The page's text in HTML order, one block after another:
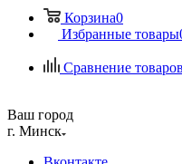
Корзина0
Избранные товары
Сравнение товаров
Ваш город
г. Минск